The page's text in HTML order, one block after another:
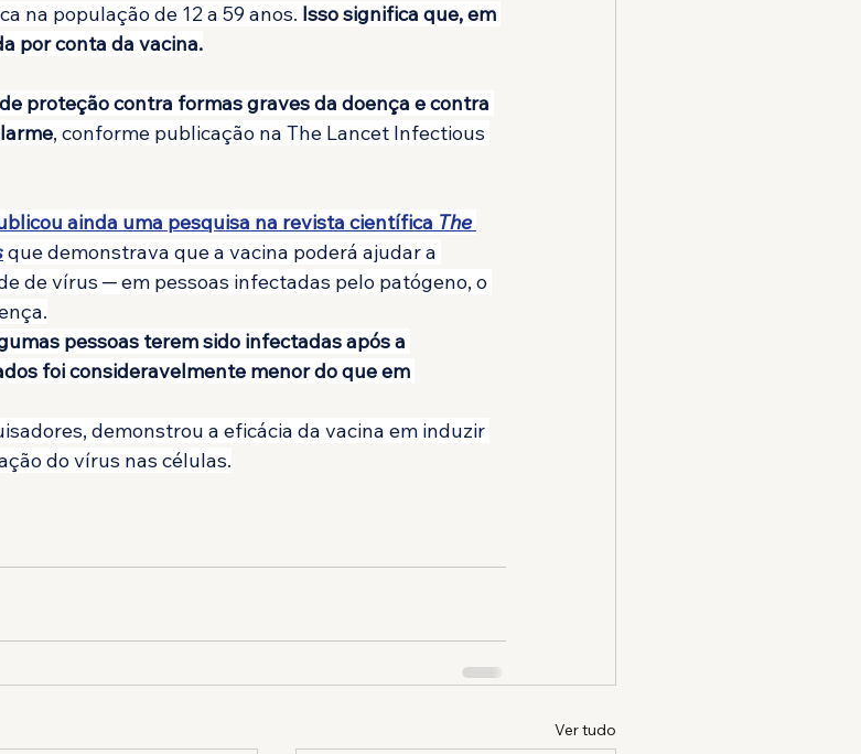
na população de 12 a 59 anos. Isso significa que, em
por conta da vacina.
proteção contra formas graves da doença e contra
, conforme publicação na The Lancet Infectious
ainda uma pesquisa na revista científica The
que demonstrava que a vacina poderá ajudar a
de vírus ─ em pessoas infectadas pelo patógeno, o
pessoas terem sido infectadas após a
foi consideravelmente menor do que em
demonstrou a eficácia da vacina em induzir
do vírus nas células.
Ver tudo